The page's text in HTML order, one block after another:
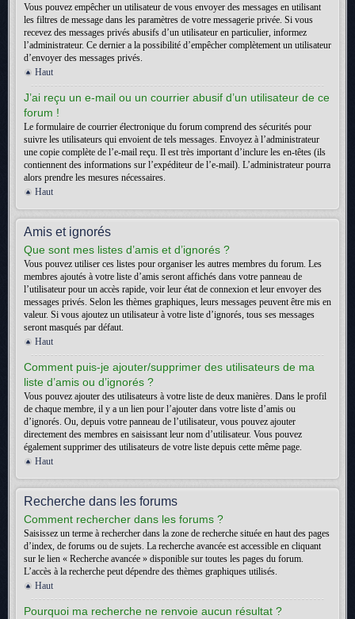
Vous pouvez empêcher un utilisateur de vous envoyer des messages en utilisant
les filtres de message dans les paramètres de votre messagerie privée. Si vous
recevez des messages privés abusifs d’un utilisateur en particulier, informez
l’administrateur. Ce dernier a la possibilité d’empêcher complètement un utilisateur
d’envoyer des messages privés.
Haut
J’ai reçu un e-mail ou un courrier abusif d’un utilisateur de ce
forum !
Le formulaire de courrier électronique du forum comprend des sécurités pour
suivre les utilisateurs qui envoient de tels messages. Envoyez à l’administrateur
une copie complète de l’e-mail reçu. Il est très important d’inclure les en-têtes (ils
contiennent des informations sur l’expéditeur de l’e-mail). L’administrateur pourra
alors prendre les mesures nécessaires.
Haut
Amis et ignorés
Que sont mes listes d’amis et d’ignorés ?
Vous pouvez utiliser ces listes pour organiser les autres membres du forum. Les
membres ajoutés à votre liste d’amis seront affichés dans votre panneau de
l’utilisateur pour un accès rapide, voir leur état de connexion et leur envoyer des
messages privés. Selon les thèmes graphiques, leurs messages peuvent être mis en
valeur. Si vous ajoutez un utilisateur à votre liste d’ignorés, tous ses messages
seront masqués par défaut.
Haut
Comment puis-je ajouter/supprimer des utilisateurs de ma
liste d’amis ou d’ignorés ?
Vous pouvez ajouter des utilisateurs à votre liste de deux manières. Dans le profil
de chaque membre, il y a un lien pour l’ajouter dans votre liste d’amis ou
d’ignorés. Ou, depuis votre panneau de l’utilisateur, vous pouvez ajouter
directement des membres en saisissant leur nom d’utilisateur. Vous pouvez
également supprimer des utilisateurs de votre liste depuis cette même page.
Haut
Recherche dans les forums
Comment rechercher dans les forums ?
Saisissez un terme à rechercher dans la zone de recherche située en haut des pages
d’index, de forums ou de sujets. La recherche avancée est accessible en cliquant
sur le lien « Recherche avancée » disponible sur toutes les pages du forum.
L’accès à la recherche peut dépendre des thèmes graphiques utilisés.
Haut
Pourquoi ma recherche ne renvoie aucun résultat ?